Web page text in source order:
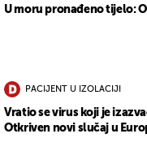
U moru pronađeno tijelo:
PACIJENT U IZOLACIJI
Vratio se virus koji je
Otkriven novi slučaj u